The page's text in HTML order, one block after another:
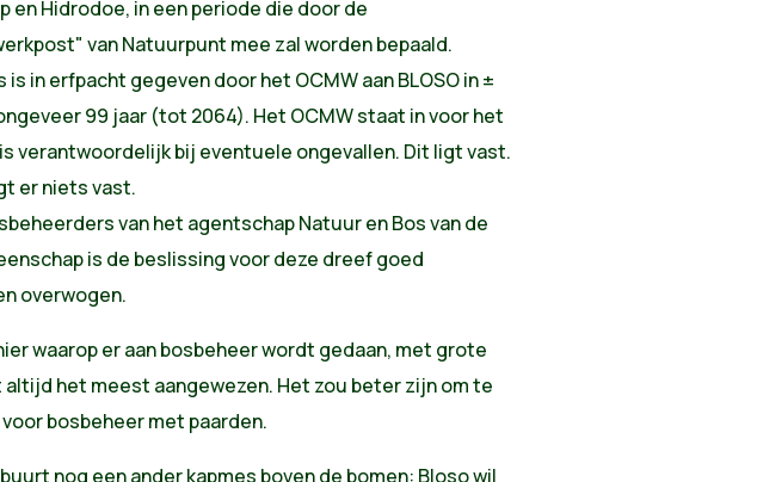
en Hidrodoe, in een periode die door de
van Natuurpunt mee zal worden bepaald.
in erfpacht gegeven door het OCMW aan BLOSO in ±
99 jaar (tot 2064). Het OCMW staat in voor het
verantwoordelijk bij eventuele ongevallen. Dit ligt vast.
er niets vast.
van het agentschap Natuur en Bos van de
is de beslissing voor deze dreef goed
overwogen.
waarop er aan bosbeheer wordt gedaan, met grote
altijd het meest aangewezen. Het zou beter zijn om te
bosbeheer met paarden.
nog een ander kapmes boven de bomen: Bloso wil